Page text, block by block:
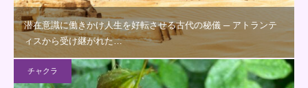
潜在意識に働きかけ人生を好転させる古代の秘儀 ─ アトランテ
ィスから受け継がれた…
チャクラ